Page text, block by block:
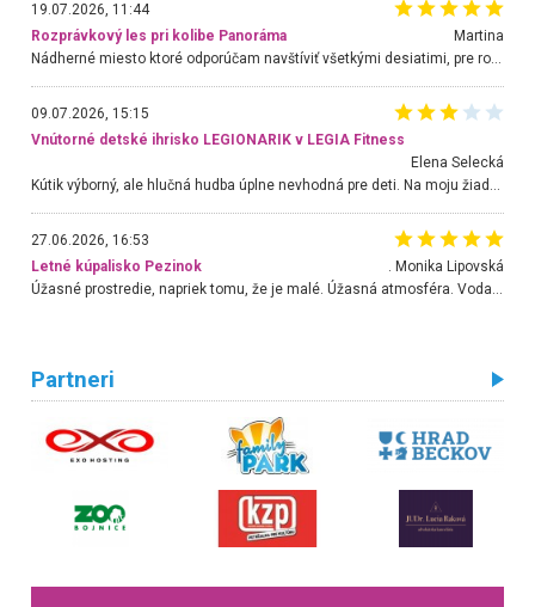
19.07.2026, 11:44
Rozprávkový les pri kolibe Panoráma
Martina
Nádherné miesto ktoré odporúčam navštíviť všetkými desiatimi, pre rodiny s deťmi, dôchodcom... Proste a jednoducho ozaj rozprávkový les.. určite ešte prídeme. Odniesli sme si na pamiatku krásne tričká,
09.07.2026, 15:15
Vnútorné detské ihrisko LEGIONARIK v LEGIA Fitness
Elena Selecká
Kútik výborný, ale hlučná hudba úplne nevhodná pre deti. Na moju žiadosť o aspoň sušenie nereagovali.
27.06.2026, 16:53
Letné kúpalisko Pezinok
. Monika Lipovská
Partneri